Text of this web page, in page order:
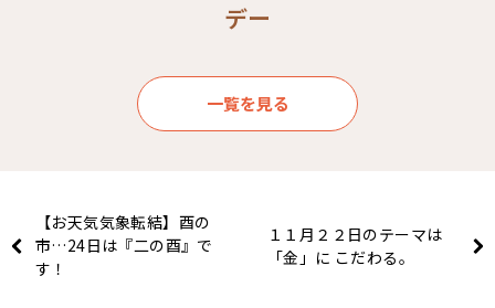
デー
一覧を見る
【お天気気象転結】酉の
市…24日は『二の酉』で
す！
１１月２２日のテーマは
「金」に こだわる。